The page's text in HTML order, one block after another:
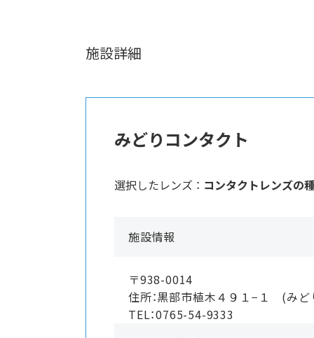
施設詳細
みどりコンタクト
選択したレンズ ： コンタクトレンズの
施設情報
〒938-0014
住所：黒部市植木４９１−１ (みど
TEL：0765-54-9333